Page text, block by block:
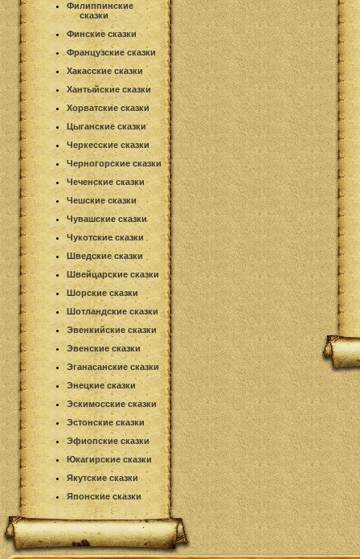
Филиппинские
сказки
Финские сказки
Французские сказки
Хакасские сказки
Хантыйские сказки
Хорватские сказки
Цыганские сказки
Черкесские сказки
Черногорские сказки
Чеченские сказки
Чешские сказки
Чувашские сказки
Чукотские сказки
Шведские сказки
Швейцарские сказки
Шорские сказки
Шотландские сказки
Эвенкийские сказки
Эвенские сказки
Эганасанские сказки
Энецкие сказки
Эскимосские сказки
Эстонские сказки
Эфиопские сказки
Юкагирские сказки
Якутские сказки
Японские сказки